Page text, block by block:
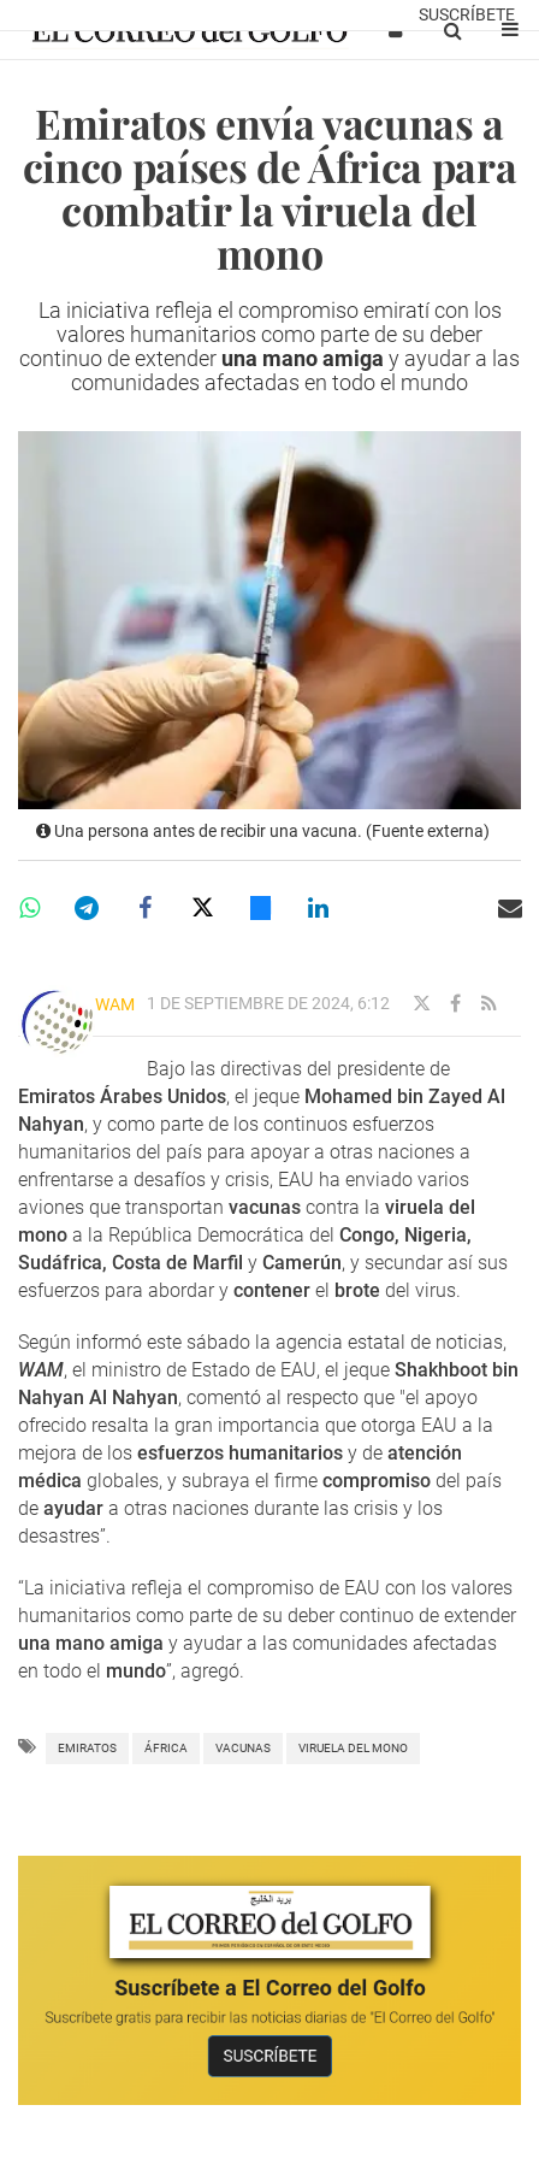
SUSCRÍBETE
Emiratos envía vacunas a
cinco países de África para
combatir la viruela del
mono
La iniciativa refleja el compromiso emiratí con los
valores humanitarios como parte de su deber
continuo de extender una mano amiga y ayudar a las
comunidades afectadas en todo el mundo
Una persona antes de recibir una vacuna. (Fuente externa)
WAM 1 DE SEPTIEMBRE DE 2024, 6:12
Bajo las directivas del presidente de
Emiratos Árabes Unidos, el jeque Mohamed bin Zayed Al
Nahyan, y como parte de los continuos esfuerzos
humanitarios del país para apoyar a otras naciones a
enfrentarse a desafíos y crisis, EAU ha enviado varios
aviones que transportan vacunas contra la viruela del
mono a la República Democrática del Congo, Nigeria,
Sudáfrica, Costa de Marfil y Camerún, y secundar así sus
esfuerzos para abordar y contener el brote del virus.
Según informó este sábado la agencia estatal de noticias,
WAM, el ministro de Estado de EAU, el jeque Shakhboot bin
Nahyan Al Nahyan, comentó al respecto que "el apoyo
ofrecido resalta la gran importancia que otorga EAU a la
mejora de los esfuerzos humanitarios y de atención
médica globales, y subraya el firme compromiso del país
de ayudar a otras naciones durante las crisis y los
desastres”.
“La iniciativa refleja el compromiso de EAU con los valores
humanitarios como parte de su deber continuo de extender
una mano amiga y ayudar a las comunidades afectadas
en todo el mundo”, agregó.
EMIRATOS ÁFRICA VACUNAS VIRUELA DEL MONO